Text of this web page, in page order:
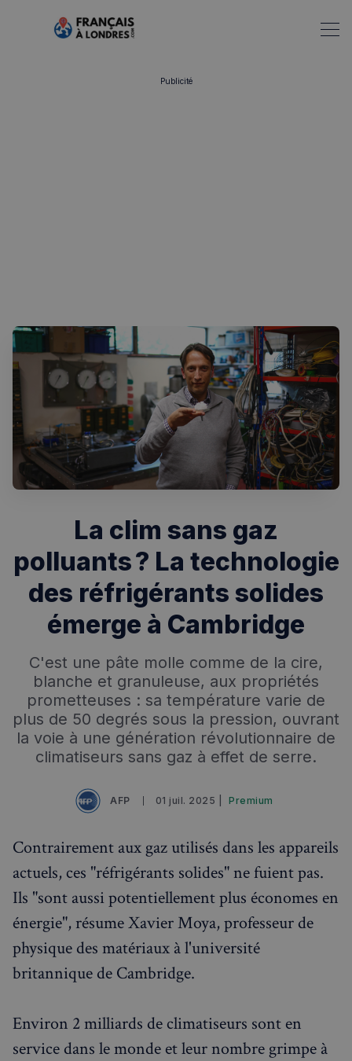
Recherche ✨ Chatbot IA
Rechercher dans Français à Londres - Magazine
RECHERCHES POPULAIRES
Annuaire des professionnels
Visites guidées
Événements à venir
Publicité
La clim sans gaz
polluants ? La technologie
des réfrigérants solides
émerge à Cambridge
C'est une pâte molle comme de la cire,
blanche et granuleuse, aux propriétés
prometteuses : sa température varie de
plus de 50 degrés sous la pression, ouvrant
la voie à une génération révolutionnaire de
climatiseurs sans gaz à effet de serre.
AFP 01 juil. 2025 | Premium
Contrairement aux gaz utilisés dans les appareils
actuels, ces "réfrigérants solides" ne fuient pas.
Ils "sont aussi potentiellement plus économes en
énergie", résume Xavier Moya, professeur de
physique des matériaux à l'université
britannique de Cambridge.
Environ 2 milliards de climatiseurs sont en
service dans le monde et leur nombre grimpe à